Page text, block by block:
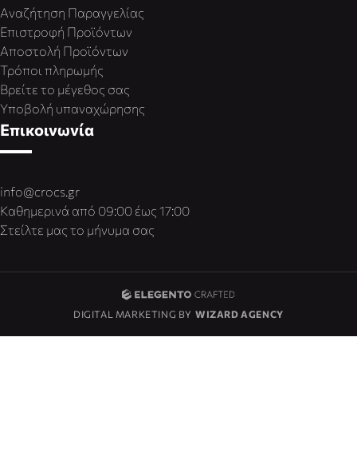
Αναζήτηση Παραγγελίας
Επιστροφή Προϊόντων
Αποστολή Προϊόντων
Τρόποι πληρωμής
Βρείτε το μέγεθος σας
Υποβολή υπαναχώρησης
Επικοινωνία
info@crocs.gr
Καθημερινά από 09:00 έως 17:00
Στείλτε μας το μήνυμα σας
DIGITAL MARKETING BY WIZARD AGENCY